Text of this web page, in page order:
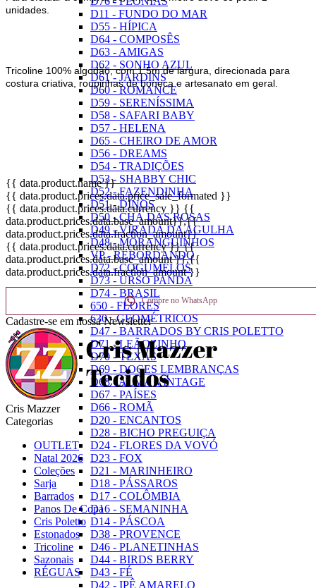
D11 - FUNDO DO MAR
D55 - HÍPICA
D64 - COMPOSÊS
D63 - AMIGAS
D62 - SONHO AZUL
D61 - JARDINS
D60 - ROMANCE
D59 - SERENÍSSIMA
D58 - SAFARI BABY
D57 - HELENA
D65 - CHEIRO DE AMOR
D56 - DREAMS
D54 - TRADIÇÕES
D53 - SHABBY CHIC
D52 - FAZENDINHA
D51 - DINOS
D50 - CHÁ DAS ROSAS
D49 - VIRADA DA AGULHA
D48 - MORANGUINHOS
VP - REBORDANDO
D72 - COGUMELOS
D73 - URSO PANDA
D74 - BRASIL
650 - FLORES
630 - GEOMÉTRICOS
D47 - BARRADOS BY CRIS POLETTO
D71 - LEÃOZINHO
D70 - TEXAS
D69 - DOCES LEMBRANÇAS
D68 - ALMA VINTAGE
D67 - PAÍSES
D66 - ROMÃ
D20 - ENCANTOS
D28 - BICHO PREGUIÇA
D24 - FLORES DA VOVÓ
D23 - FOX
D21 - MARINHEIRO
D18 - PÁSSAROS
D17 - COLÔMBIA
D16 - SEMANINHA
D14 - PÁSCOA
D38 - PROVENCE
D46 - PLANETINHAS
D44 - BIRDS BERRY
D43 - FÉ
D42 - IPÊ AMARELO
unidades.
Tricoline 100% algodão, com 1.5m de largura, direcionada para
costura criativa, roupinhas de boneca e artesanato em geral.
{{ data.product.name }}
{{ data.product.prices.data.price_sale_formated }}
{{ data.product.prices.data.currency }} {{
data.product.prices.data.base_amount}},{{
data.product.prices.data.fraction_amount}}
{{ data.product.prices.data.currency }} {{
data.product.prices.data.base_amount }},{{
data.product.prices.data.fraction_amount }}
Compre no WhatsApp
Cadastre-se em nossa Newsletter
Cris Mazzer
Categorias
OUTLET
Natal 2026
Coleções
Sarja
Barrados
Panos De Copa
Cris Poletto
Estonados
Tricoline
Sazonais
RÉGUAS